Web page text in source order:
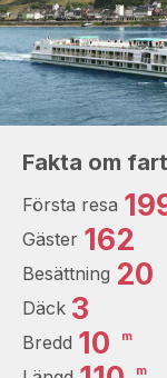
Fakta om
Första resa
Gäster 162
Besättning 20
Däck 3
Bredd 10 m
m